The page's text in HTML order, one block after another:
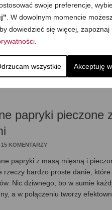
swoje preferencje,
. W dowolnym momencie
dowiedzieć się więcej, zapoznaj
wszystkie Akceptuję
można podać na stół w niecałe
gotuje się od razu w zupie,
zupa po przyjściu np. z pracy,
Mega proste,Obiad,Składnik: makarony,
papryki pieczone
15 KOMENTARZY
papryki z masą mięsną i
rzeczy bardzo proste danie,
Nic dziwnego, bo w sumie
a w połączeniu tworzy